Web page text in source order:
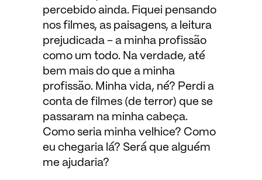
percebido ainda. Fiquei pensando
nos filmes, as paisagens, a leitura
prejudicada – a minha profissão
como um todo. Na verdade, até
bem mais do que a minha
profissão. Minha vida, né? Perdi a
conta de filmes (de terror) que se
passaram na minha cabeça.
Como seria minha velhice? Como
eu chegaria lá? Será que alguém
me ajudaria?